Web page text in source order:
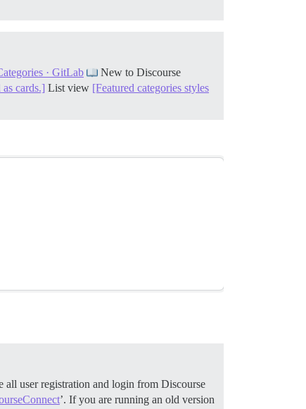
· GitLab
New to Discourse
cards.] List view [Featured categories styles
all user registration and login from Discourse
’. If you are running an old version